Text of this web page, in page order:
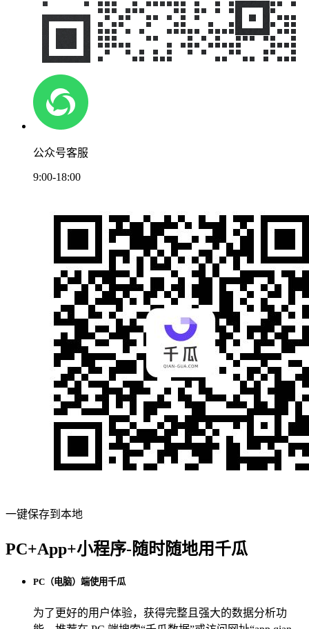
公众号客服
9:00-18:00
一键保存到本地
PC+App+小程序-随时随地用千瓜
PC（电脑）端使用千瓜
为了更好的用户体验，获得完整且强大的数据分析功